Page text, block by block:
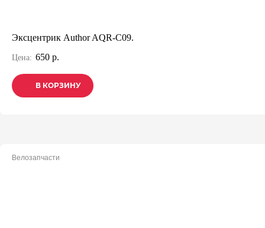
Эксцентрик Author AQR-C09.
Цена: 650 р.
В КОРЗИНУ
В КОРЗИНУ
В КОРЗИНУ
Велозапчасти